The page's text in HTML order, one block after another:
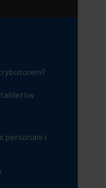
tabletów
personals i